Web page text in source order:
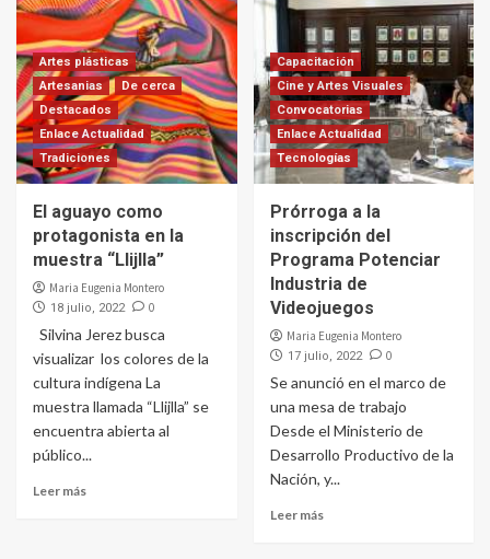
Artes plásticas
Artesanias
De cerca
Destacados
Enlace Actualidad
Tradiciones
El aguayo como
protagonista en la
muestra “Llijlla”
Maria Eugenia Montero
18 julio, 2022 0
Silvina Jerez busca
visualizar los colores de la
cultura indígena La
muestra llamada “Llijlla” se
encuentra abierta al
público...
Leer más
Capacitación
Cine y Artes Visuales
Convocatorias
Enlace Actualidad
Tecnologías
Prórroga a la
inscripción del
Programa Potenciar
Industria de
Videojuegos
Maria Eugenia Montero
17 julio, 2022 0
Se anunció en el marco de
una mesa de trabajo
Desde el Ministerio de
Desarrollo Productivo de la
Nación, y...
Leer más